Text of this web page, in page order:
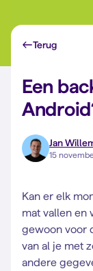
Terug
Een
Jan
15
Kan er elk
mat vallen en
gewoon voor
van al je met
andere